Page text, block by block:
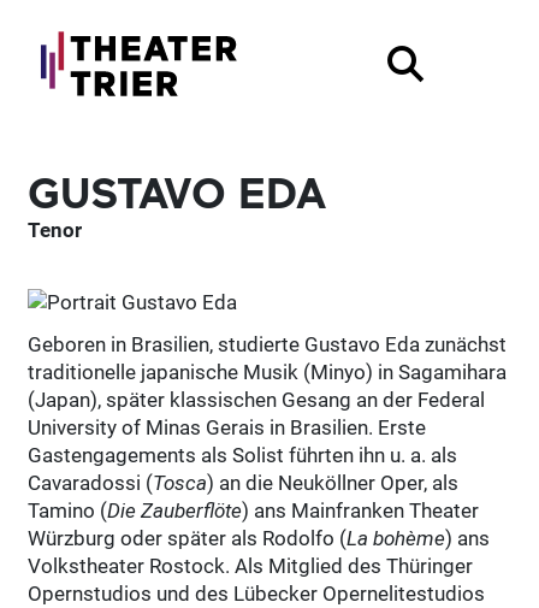
GUSTAVO EDA
Tenor
Geboren in Brasilien, studierte Gustavo Eda zunächst
traditionelle japanische Musik (Minyo) in Sagamihara
(Japan), später klassischen Gesang an der Federal
University of Minas Gerais in Brasilien. Erste
Gastengagements als Solist führten ihn u. a. als
Cavaradossi (Tosca) an die Neuköllner Oper, als
Tamino (Die Zauberflöte) ans Mainfranken Theater
Würzburg oder später als Rodolfo (La bohème) ans
Volkstheater Rostock. Als Mitglied des Thüringer
Opernstudios und des Lübecker Opernelitestudios